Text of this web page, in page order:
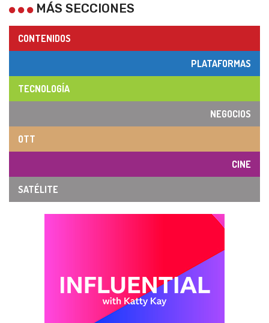
MÁS SECCIONES
CONTENIDOS
PLATAFORMAS
TECNOLOGÍA
NEGOCIOS
OTT
CINE
SATÉLITE